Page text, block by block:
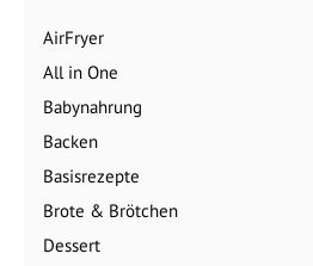
AirFryer
All in One
Babynahrung
Backen
Basisrezepte
Brote & Brötchen
Dessert